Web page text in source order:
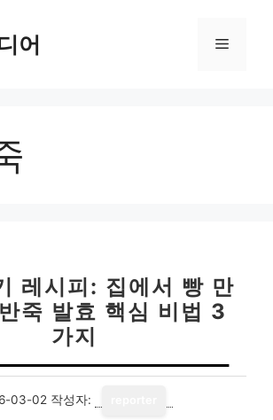
어 메
레시피: 집에서 빵 만
죽 발효 핵심 비법 3
가지
03-02 작성자: